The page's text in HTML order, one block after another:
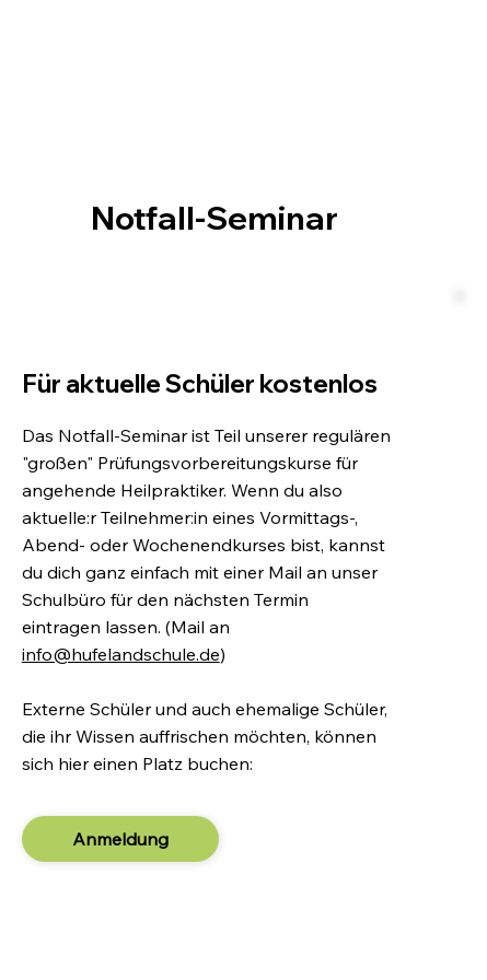
Für aktuelle Schüler kostenlos
Das Notfall-Seminar ist Teil unserer regulären
"großen" Prüfungsvorbereitungskurse für
angehende Heilpraktiker. Wenn du also
aktuelle:r Teilnehmer:in eines Vormittags-,
Abend- oder Wochenendkurses bist, kannst
du dich ganz einfach mit einer Mail an unser
Schulbüro für den nächsten Termin
eintragen lassen. (Mail an
info@hufelandschule.de)
Externe Schüler und auch ehemalige Schüler,
die ihr Wissen auffrischen möchten, können
sich hier einen Platz buchen:
Anmeldung
Notfall-Seminar